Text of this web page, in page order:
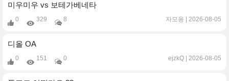
미우미우 vs 보테가베네타
0 329 8 자모옹 2026-08-05
디올 OA
0 151 0 ejzkQ 2026-08-05